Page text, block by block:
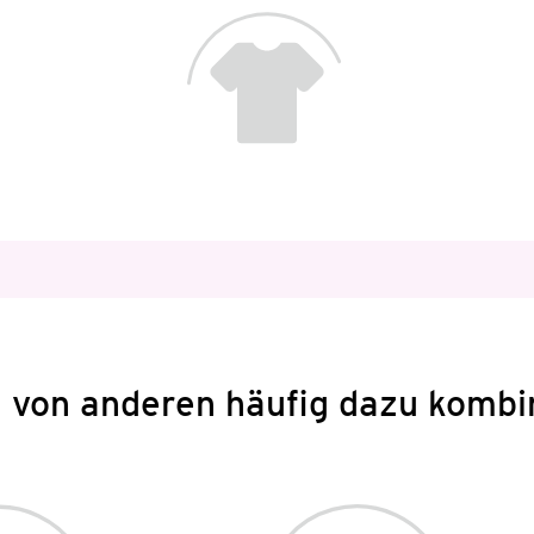
von anderen häufig dazu